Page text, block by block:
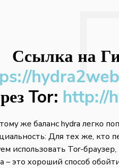
Ссылка на
Tor: http://
же баланс hydra легко
Для тех же, кто
использовать Tor-
это хороший способ